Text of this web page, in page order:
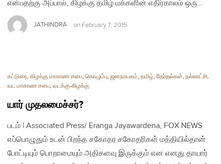
என்பதற்கு அப்பால், கிழக்கு தமிழ் மக்களின் எதிர்காலம் ஒரு…
JATHINDRA on February 7, 2015
கட்டுரை, கிழக்கு மாகாண சபை, கொழும்பு, ஜனநாயகம், தமிழ், தேர்தல்கள், நல்லாட்சி,
வட மாகாண சபை, வடக்கு-கிழக்கு
யார் முதலமைச்சர்?
படம் | Associated Press/ Eranga Jayawardena, FOX NEWS
எப்பொழுதும் உடன் பிறந்த சகோதர சகோதரிகள் மத்தியில்தான்
போட்டியும் பொறாமையும் அதிகளவு இருக்கும் என எனது தாயார்